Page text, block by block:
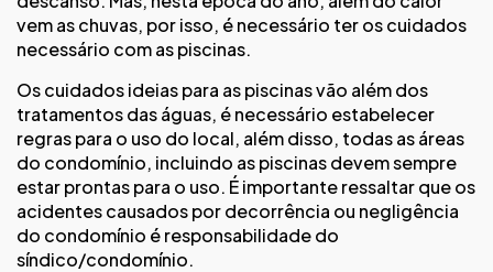
vem as chuvas, por isso, é necessário ter os cuidados
necessário com as piscinas.
Os cuidados ideias para as piscinas vão além dos
tratamentos das águas, é necessário estabelecer
regras para o uso do local, além disso, todas as áreas
do condomínio, incluindo as piscinas devem sempre
estar prontas para o uso. É importante ressaltar que os
acidentes causados por decorrência ou negligência
do condomínio é responsabilidade do
síndico/condomínio.